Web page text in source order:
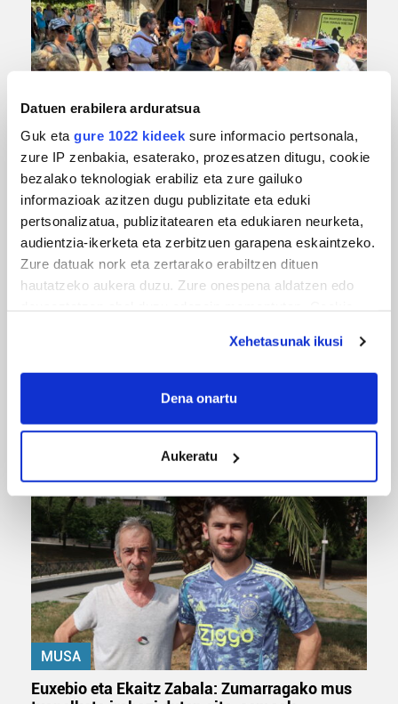
Datuen erabilera arduratsua
Guk eta gure 1022 kideek sure informacio pertsonala,
zure IP zenbakia, esaterako, prozesatzen ditugu, cookie
bezalako teknologiak erabiliz eta zure gailuko
informazioak azitzen dugu publizitate eta eduki
pertsonalizatua, publizitatearen eta edukiaren neurketa,
audientzia-ikerketa eta zerbitzuen garapena eskaintzeko.
Zure datuak nork eta zertarako erabiltzen dituen
hautatzeko aukera duzu. Zure onespena aldatzen edo
If you allow, we would also like to:
Collect information about your geographical
Identify your device by actively scanning it for
specific characteristics (fingerprinting)
Find out more about how your personal data is processed
and set your preferences in thedetails section.
Guk eta gure bazkideek zure datu pertsonalak
prozesatzen ditugu, zure IP zenbakia, besteak beste,
teknologia erabiliz, cookieak adibidez, iragarki eta eduki
pertsonalizatuak eskaintzeko, iragarkiak eta edukia
neurtzeko, jendeari buruzko informazioa biltzeko eta
erabiltzen dituen hauta dezakezu.
Xehetasunak ikusi
Dena onartu
Aukeratu
URBIAKO FESTA
Urbiako zelaiak erromeria leku
Odik berria ezagutzeko aukera 'KimiK' eta
'Amaaaa!' abestiekin
MUSA
Euxebio eta Ekaitz Zabala: Zumarragako mus